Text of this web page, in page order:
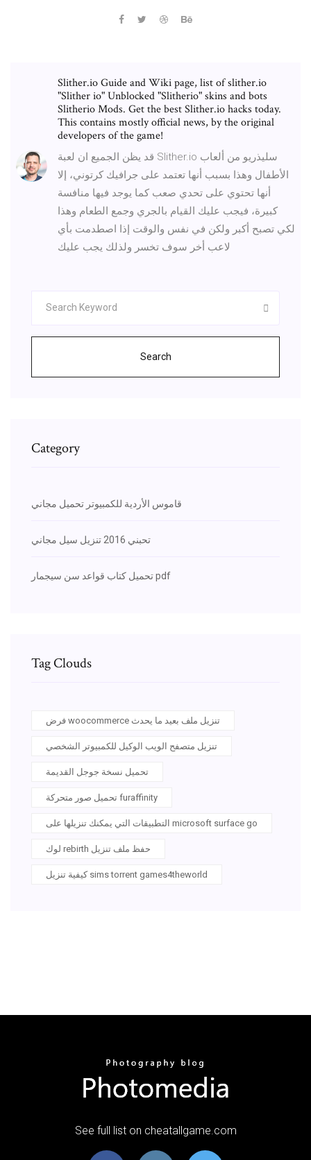
Slither.io Guide and Wiki page, list of slither.io
"Slither io" Unblocked "Slitherio" skins and bots
Slitherio Mods. Get the best Slither.io hacks today.
This contains mostly official news, by the original
developers of the game!
قد يظن الجميع ان لعبة Slither.io سليذريو من ألعاب
الأطفال وهذا بسبب أنها تعتمد على جرافيك كرتوني، إلا
أنها تحتوي على تحدي صعب كما يوجد فيها منافسة
كبيرة، فيجب عليك القيام بالجري وجمع الطعام وهذا
لكي تصبح أكبر ولكن في نفس والوقت إذا اصطدمت بأي
لاعب أخر سوف تخسر ولذلك يجب عليك
Search
Category
قاموس الأردية للكمبيوتر تحميل مجاني
تحبني 2016 تنزيل سيل مجاني
تحميل كتاب قواعد سن سيجمار pdf
Tag Clouds
فرض woocommerce تنزيل ملف بعيد ما يحدث
تنزيل متصفح الويب الوكيل للكمبيوتر الشخصي
تحميل نسخة جوجل القديمة
تحميل صور متحركة furaffinity
التطبيقات التي يمكنك تنزيلها على microsoft surface go
لوك rebirth حفظ ملف تنزيل
كيفية تنزيل sims torrent games4theworld
See full list on cheatallgame.com